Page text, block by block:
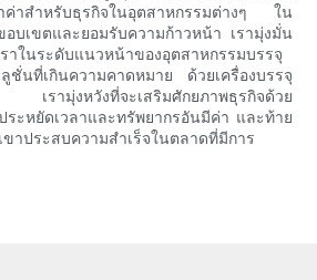
ค่าสำหรับธุรกิจในอุตสาหกรรมต่างๆ ใน
บเขตและยอมรับความก้าวหน้า เรามุ่งมั่น
าในระดับแนวหน้าของอุตสาหกรรมบรรจุ
นที่เกินความคาดหมาย ด้วยเครื่องบรรจุ
เรามุ่งหวังที่จะเสริมศักยภาพธุรกิจด้วย
ะหยัดเวลาและทรัพยากรอันมีค่า และท้าย
าประสบความสำเร็จในตลาดที่มีการ